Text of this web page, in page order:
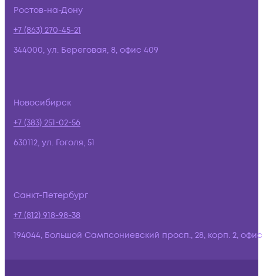
Ростов-на-Дону
+7 (863) 270-45-21
344000, ул. Береговая, 8, офис 409
Новосибирск
+7 (383) 251-02-56
630112, ул. Гоголя, 51
Санкт-Петербург
+7 (812) 918-98-38
194044, Большой Сампсониевский просп., 28, корп. 2,